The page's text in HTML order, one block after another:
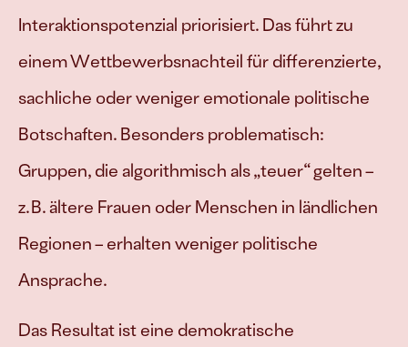
Interaktionspotenzial priorisiert. Das führt zu
einem Wettbewerbsnachteil für differenzierte,
sachliche oder weniger emotionale politische
Botschaften. Besonders problematisch:
Gruppen, die algorithmisch als „teuer“ gelten –
z. B. ältere Frauen oder Menschen in ländlichen
Regionen – erhalten weniger politische
Ansprache.
Das Resultat ist eine demokratische